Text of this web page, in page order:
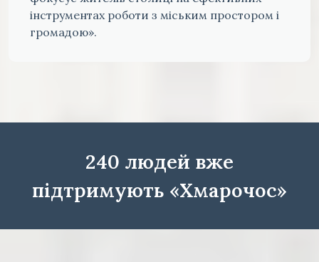
інструментах роботи з міським простором і
громадою».
240 людей вже
підтримують «Хмарочос»